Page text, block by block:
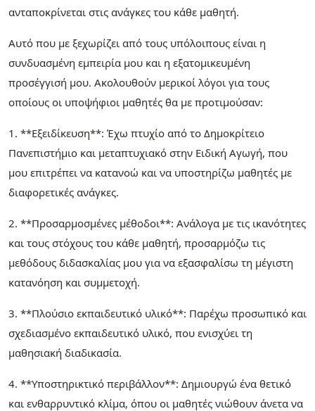
ανταποκρίνεται στις ανάγκες του κάθε μαθητή.
Αυτό που με ξεχωρίζει από τους υπόλοιπους είναι η
συνδυασμένη εμπειρία μου και η εξατομικευμένη
προσέγγισή μου. Ακολουθούν μερικοί λόγοι για τους
οποίους οι υποψήφιοι μαθητές θα με προτιμούσαν:
1. **Εξειδίκευση**: Έχω πτυχίο από το Δημοκρίτειο
Πανεπιστήμιο και μεταπτυχιακό στην Ειδική Αγωγή, που
μου επιτρέπει να κατανοώ και να υποστηρίζω μαθητές με
διαφορετικές ανάγκες.
2. **Προσαρμοσμένες μέθοδοι**: Ανάλογα με τις ικανότητες
και τους στόχους του κάθε μαθητή, προσαρμόζω τις
μεθόδους διδασκαλίας μου για να εξασφαλίσω τη μέγιστη
κατανόηση και συμμετοχή.
3. **Πλούσιο εκπαιδευτικό υλικό**: Παρέχω προσωπικό και
σχεδιασμένο εκπαιδευτικό υλικό, που ενισχύει τη
μαθησιακή διαδικασία.
4. **Υποστηρικτικό περιβάλλον**: Δημιουργώ ένα θετικό
και ενθαρρυντικό κλίμα, όπου οι μαθητές νιώθουν άνετα να